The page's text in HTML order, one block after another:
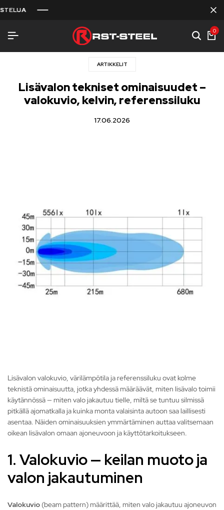
0
ARTIKKELIT
Lisävalon tekniset ominaisuudet –
valokuvio, kelvin, referenssiluku
17.06.2026
Lisävalon valokuvio, värilämpötila ja referenssiluku ovat kolme
teknistä ominaisuutta, jotka yhdessä määräävät, miten lisävalo toimii
käytännössä — miten valo jakautuu tielle, miltä se tuntuu silmissä
pitkällä ajomatkalla ja kuinka monta valaisinta autoon saa laillisesti
asentaa. Näiden ominaisuuksien ymmärtäminen auttaa valitsemaan
oikean lisävalon omaan ajoneuvoon ja käyttötarkoitukseen.
1. Valokuvio — keilan muoto ja
valon jakautuminen
Valokuvio (beam pattern) määrittää, miten valo jakautuu ajoneuvon